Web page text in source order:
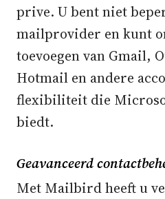
prive. U bent niet
mailprovider en kunt
toevoegen van Gmail,
Hotmail en andere
flexibiliteit die
biedt.
Geavanceerd
Met Mailbird heeft u